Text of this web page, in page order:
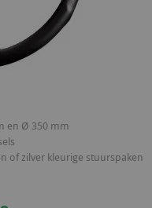
en Ø 350 mm
of zilver kleurige stuurspaken